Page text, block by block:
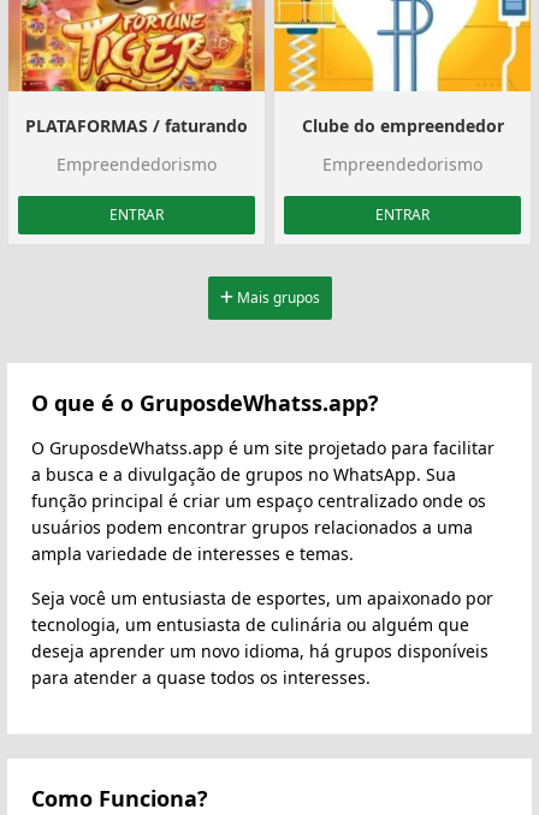
PLATAFORMAS / faturando
Empreendedorismo
ENTRAR
Clube do empreendedor
Empreendedorismo
ENTRAR
Mais grupos
O que é o GruposdeWhatss.app?
O GruposdeWhatss.app é um site projetado para facilitar
a busca e a divulgação de grupos no WhatsApp. Sua
função principal é criar um espaço centralizado onde os
usuários podem encontrar grupos relacionados a uma
ampla variedade de interesses e temas.
Seja você um entusiasta de esportes, um apaixonado por
tecnologia, um entusiasta de culinária ou alguém que
deseja aprender um novo idioma, há grupos disponíveis
para atender a quase todos os interesses.
Como Funciona?